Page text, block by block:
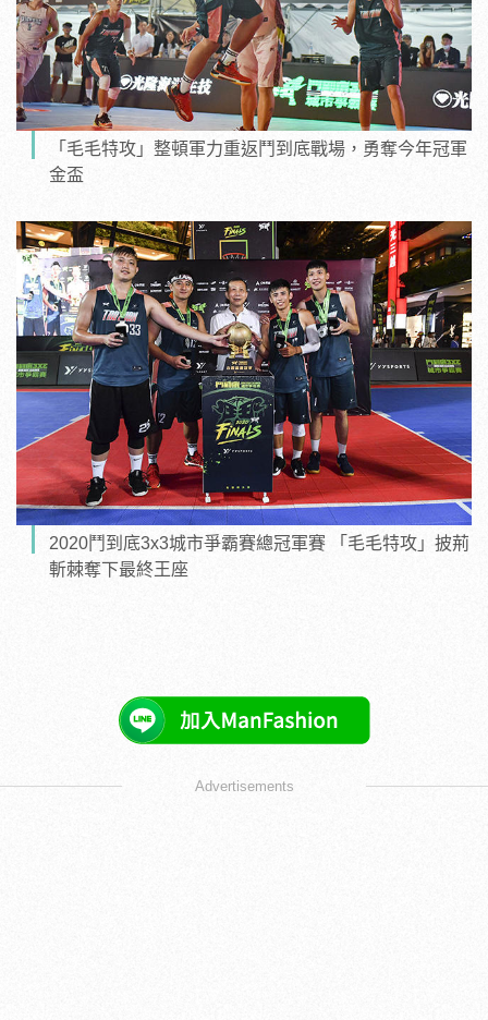
「毛毛特攻」整頓軍力重返鬥到底戰場，勇奪今年冠軍
金盃
2020鬥到底3x3城市爭霸賽總冠軍賽 「毛毛特攻」披荊
斬棘奪下最終王座
Advertisements